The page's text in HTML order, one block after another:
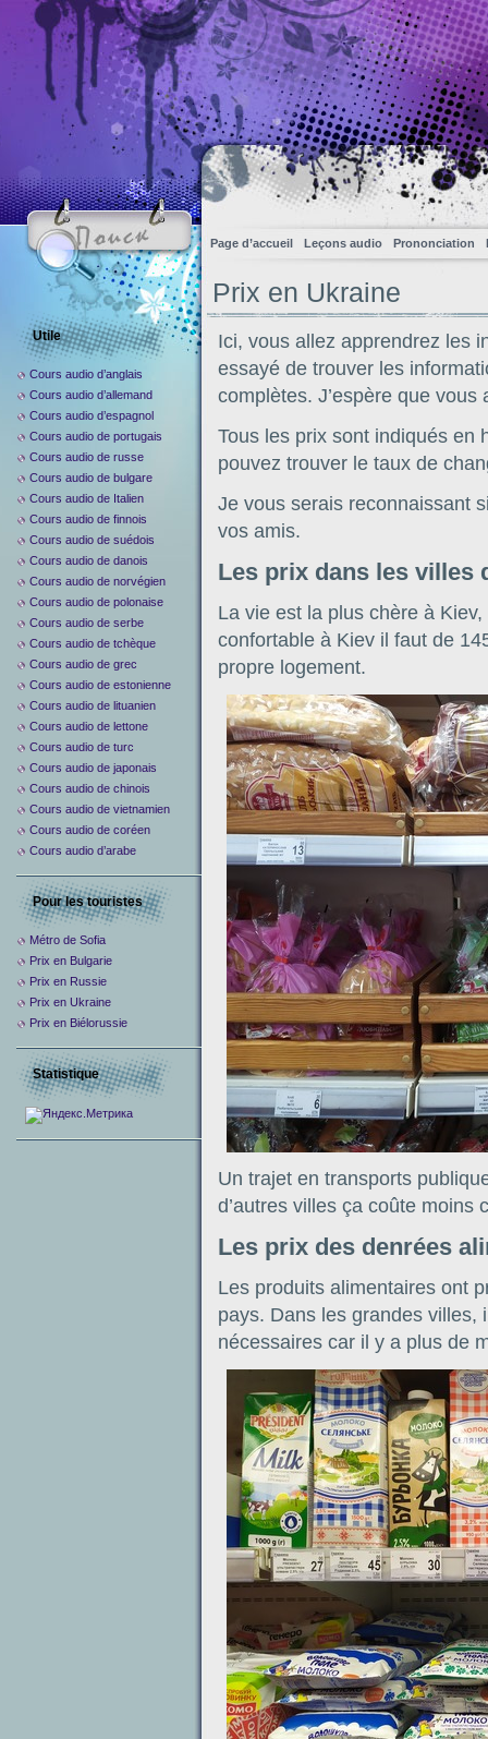
Page d’accueil Leçons audio Prononciation
Prix en Ukraine
Ici, vous allez apprendrez les
essayé de trouver les
complètes. J’espère que
Tous les prix sont indiqués en
pouvez trouver le taux de
Je vous serais reconnaissant
vos amis.
Les prix dans les villes
La vie est la plus chère à
confortable à Kiev il faut de
propre logement.
Un trajet en transports
d’autres villes ça coûte moins
Les prix des denrées
Les produits alimentaires ont
pays. Dans les grandes villes,
nécessaires car il y a plus de
Utile
Cours audio d’anglais
Cours audio d’allemand
Cours audio d’espagnol
Cours audio de portugais
Cours audio de russe
Cours audio de bulgare
Cours audio de Italien
Cours audio de finnois
Cours audio de suédois
Cours audio de danois
Cours audio de norvégien
Cours audio de polonaise
Cours audio de serbe
Cours audio de tchèque
Cours audio de grec
Cours audio de estonienne
Cours audio de lituanien
Cours audio de lettone
Cours audio de turc
Cours audio de japonais
Cours audio de chinois
Cours audio de vietnamien
Cours audio de coréen
Cours audio d’arabe
Pour les touristes
Métro de Sofia
Prix en Bulgarie
Prix ​​en Russie
Prix en Ukraine
Prix en Biélorussie
Statistique